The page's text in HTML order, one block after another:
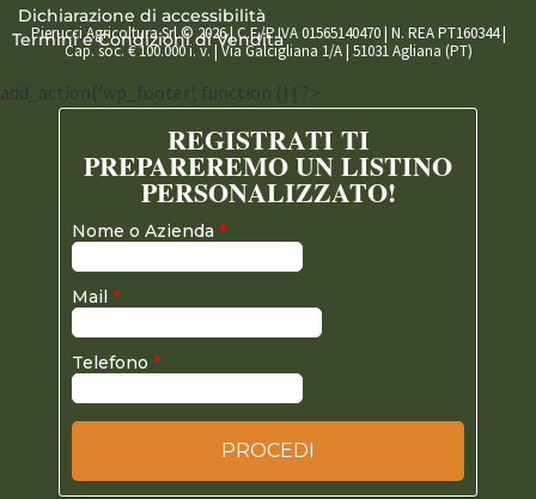
Dichiarazione di accessibilità
Termini e Condizioni di Vendita
Pierucci Agricoltura Srl © 2026 | C.F./P.IVA 01565140470 | N. REA PT160344 |
Cap. soc. € 100.000 i. v. | Via Galcigliana 1/A | 51031 Agliana (PT)
add_action('wp_footer', function () { ?>